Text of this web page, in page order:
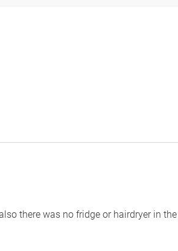
there was no fridge or hairdryer in